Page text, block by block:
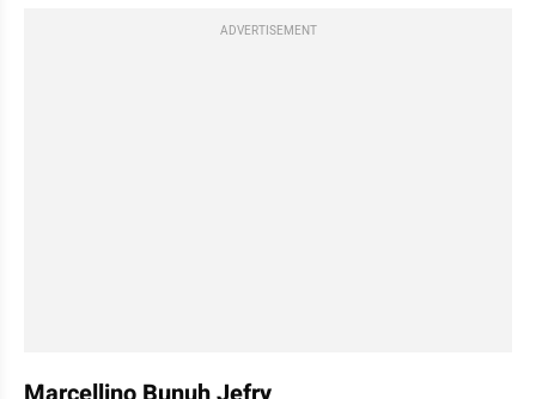
ADVERTISEMENT